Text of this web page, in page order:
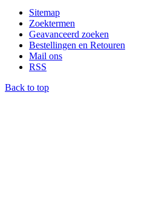
Sitemap
Zoektermen
Geavanceerd zoeken
Bestellingen en Retouren
Mail ons
RSS
Back to top